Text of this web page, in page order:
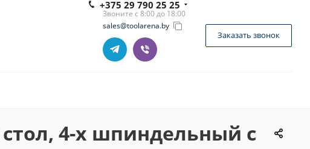
+375 29 790 25 25
Звоните с 8:00 до 18:00
sales@toolarena.by
Заказать звонок
4-х шпиндельный с